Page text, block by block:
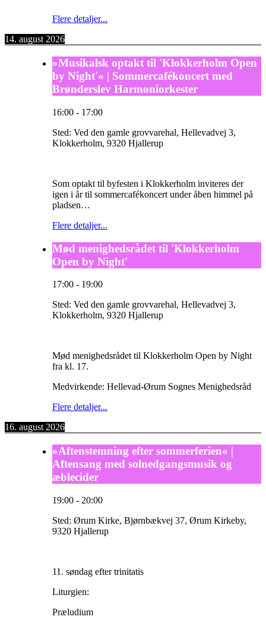
Flere detaljer...
14. august 2026
»Musikalsk optakt til 'Klokkerholm Open
by Night'« | Sommercafékoncert med
Brønderslev Harmoniorkester
16:00 - 17:00
Sted: Ved den gamle grovvarehal, Hellevadvej 3,
Klokkerholm, 9320 Hjallerup
Som optakt til byfesten i Klokkerholm inviteres der
igen i år til sommercafékoncert under åben himmel på
pladsen…
Flere detaljer...
Mød menighedsrådet til 'Klokkerholm
Open by Night'
17:00 - 19:00
Sted: Ved den gamle grovvarehal, Hellevadvej 3,
Klokkerholm, 9320 Hjallerup
Mød menighedsrådet til Klokkerholm Open by Night
fra kl. 17.
Medvirkende: Hellevad-Ørum Sognes Menighedsråd
Flere detaljer...
16. august 2026
»Aftenstemning efter sommerferien« |
Aftensang med solnedgangsmusik og
æblecider
19:00 - 20:00
Sted: Ørum Kirke, Bjørnbækvej 37, Ørum Kirkeby,
9320 Hjallerup
11. søndag efter trinitatis
Liturgien:
Præludium